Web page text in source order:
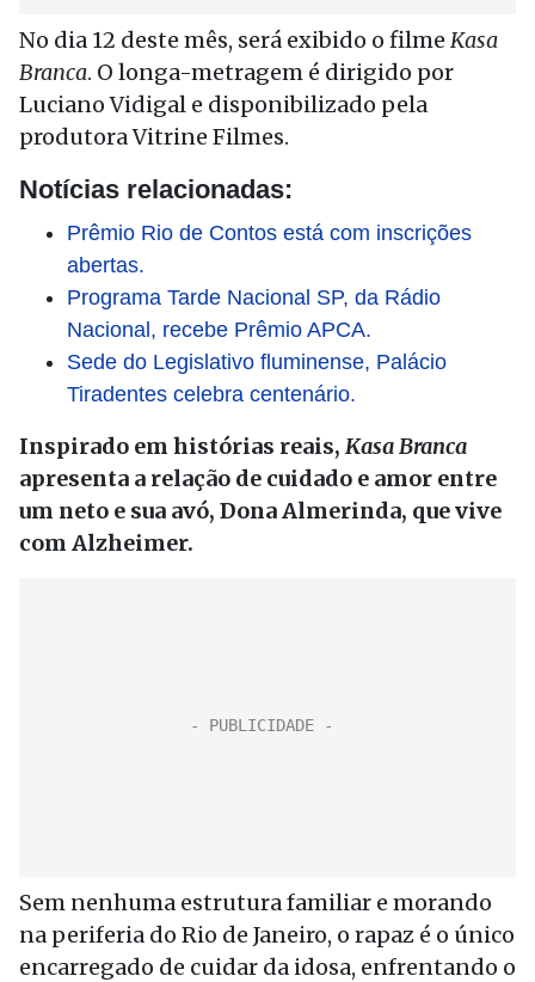
No dia 12 deste mês, será exibido o filme Kasa
Branca. O longa-metragem é dirigido por
Luciano Vidigal e disponibilizado pela
produtora Vitrine Filmes.
Notícias relacionadas:
Prêmio Rio de Contos está com inscrições
abertas.
Programa Tarde Nacional SP, da Rádio
Nacional, recebe Prêmio APCA.
Sede do Legislativo fluminense, Palácio
Tiradentes celebra centenário.
Inspirado em histórias reais, Kasa Branca
apresenta a relação de cuidado e amor entre
um neto e sua avó, Dona Almerinda, que vive
com Alzheimer.
Sem nenhuma estrutura familiar e morando
na periferia do Rio de Janeiro, o rapaz é o único
encarregado de cuidar da idosa, enfrentando o